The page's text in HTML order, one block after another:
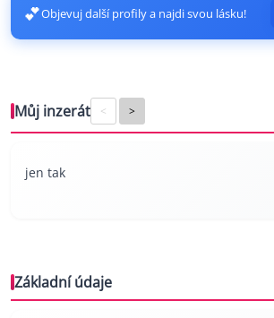
💕Objevuj další profily a najdi svou lásku!
Můj inzerát < >
jen tak
Základní údaje